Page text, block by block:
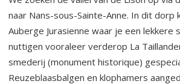
naar Nans-sous-Sainte-Anne. In dit dorp
Auberge Jurasienne waar je een lekkere
nuttigen vooraleer verderop La
smederij (monument historique)
Reuzeblaasbalgen en klophamers